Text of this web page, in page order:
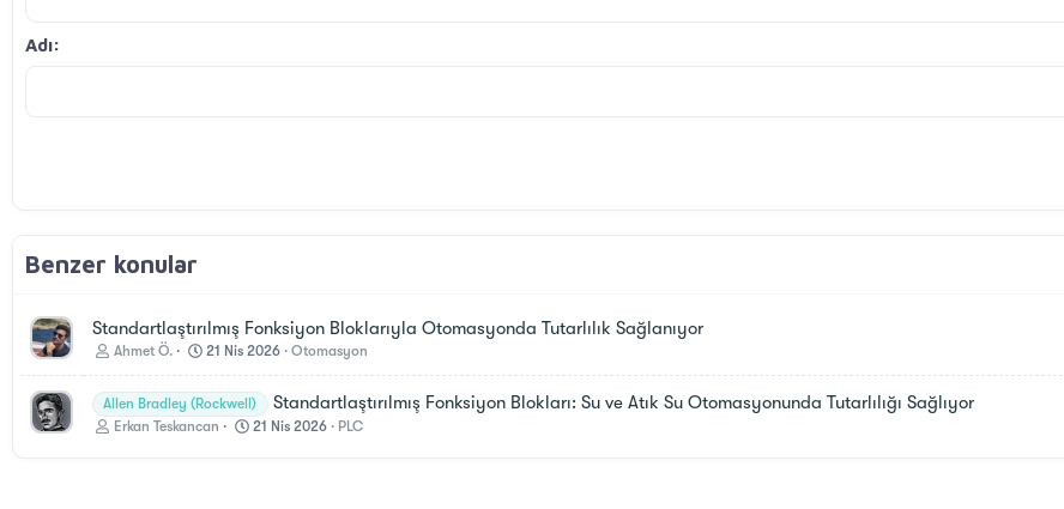
Adı
Benzer konular
Standartlaştırılmış Fonksiyon Bloklarıyla Otomasyonda Tutarlılık Sağlanıyor
Ahmet Ö. 21 Nis 2026 Otomasyon
Allen Bradley (Rockwell) Standartlaştırılmış Fonksiyon Blokları: Su ve Atık Su Otomasyonunda Tutarlılığı Sağlıyor
Erkan Teskancan 21 Nis 2026 PLC